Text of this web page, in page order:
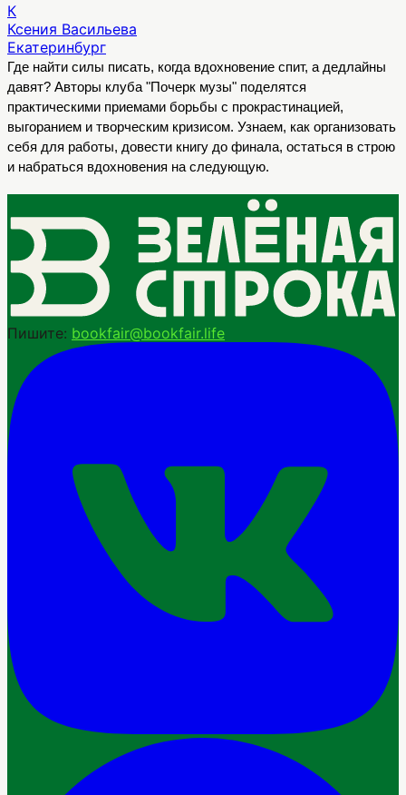
К
Ксения Васильева
Екатеринбург
Где найти силы писать, когда вдохновение спит, а дедлайны
давят? Авторы клуба "Почерк музы" поделятся
практическими приемами борьбы с прокрастинацией,
выгоранием и творческим кризисом. Узнаем, как организовать
себя для работы, довести книгу до финала, остаться в строю
и набраться вдохновения на следующую.
Пишите: bookfair@bookfair.life